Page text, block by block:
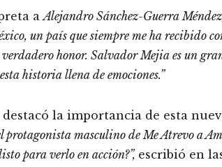
aAlejandro Sánchez-Guerra
un país que siempre me ha recibido
honor. Salvador Mejia es un
historia llena de emociones.”
destacó la importancia de esta
masculino de Me Atrevo a
para verlo en acción?”, escribió en